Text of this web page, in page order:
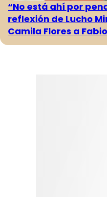
“No está ahí por
reflexión de Lucho
Camila Flores a